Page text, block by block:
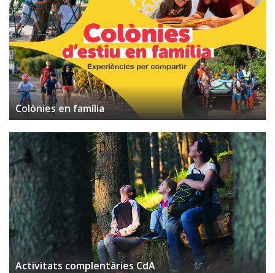
Colònies en família
Activitats complentàries CdA